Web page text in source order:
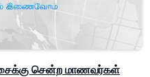
சென்ற மாணவர்கள்